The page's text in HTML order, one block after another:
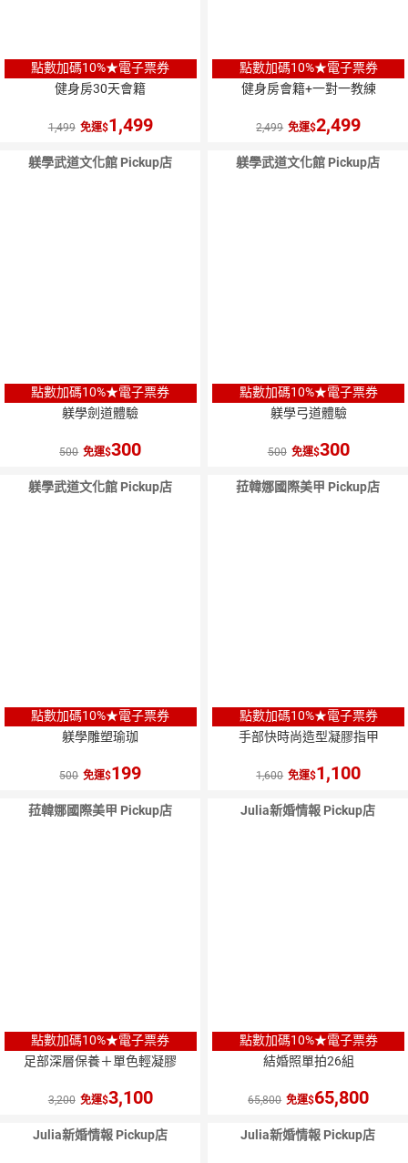
點數加碼10%★電子票券
健身房30天會籍
1,499 免運 1,499
點數加碼10%★電子票券
健身房會籍+一對一教練
2,499 免運 2,499
躾學武道文化館 Pickup店
點數加碼10%★電子票券
躾學劍道體驗
500 免運 300
躾學武道文化館 Pickup店
點數加碼10%★電子票券
躾學弓道體驗
500 免運 300
躾學武道文化館 Pickup店
點數加碼10%★電子票券
躾學雕塑瑜珈
500 免運 199
菈韓娜國際美甲 Pickup店
點數加碼10%★電子票券
手部快時尚造型凝膠指甲
1,600 免運 1,100
菈韓娜國際美甲 Pickup店
點數加碼10%★電子票券
足部深層保養＋單色輕凝膠
3,200 免運 3,100
Julia新婚情報 Pickup店
點數加碼10%★電子票券
結婚照單拍26組
65,800 免運 65,800
Julia新婚情報 Pickup店 Julia新婚情報 Pickup店